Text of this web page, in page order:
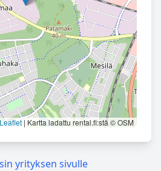
Leaflet | Kartta ladattu rental.fi:stä © OSM
yrityksen sivulle